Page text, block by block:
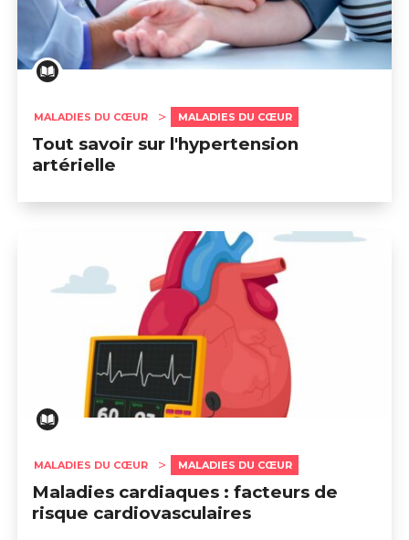
MALADIES DU CŒUR MALADIES DU CŒUR
Tout savoir sur l'hypertension
artérielle
MALADIES DU CŒUR MALADIES DU CŒUR
Maladies cardiaques : facteurs de
risque cardiovasculaires